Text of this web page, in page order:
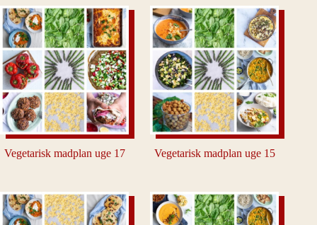
Vegetarisk madplan uge 17 Vegetarisk madplan uge 15